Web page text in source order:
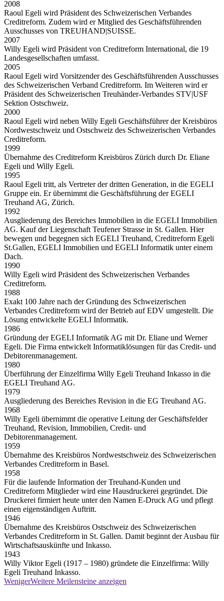
2008
Raoul Egeli wird Präsident des Schweizerischen Verbandes
Creditreform. Zudem wird er Mitglied des Geschäftsführenden
Ausschusses von TREUHAND|SUISSE.
2007
Willy Egeli wird Präsident von Creditreform International, die 19
Landesgesellschaften umfasst.
2005
Raoul Egeli wird Vorsitzender des Geschäftsführenden Ausschusses
des Schweizerischen Verband Creditreform. Im Weiteren wird er
Präsident des Schweizerischen Treuhänder-Verbandes STV|USF
Sektion Ostschweiz.
2000
Raoul Egeli wird neben Willy Egeli Geschäftsführer der Kreisbüros
Nordwestschweiz und Ostschweiz des Schweizerischen Verbandes
Creditreform.
1999
Übernahme des Creditreform Kreisbüros Zürich durch Dr. Eliane
Egeli und Willy Egeli.
1995
Raoul Egeli tritt, als Vertreter der dritten Generation, in die EGELI
Gruppe ein. Er übernimmt die Geschäftsführung der EGELI
Treuhand AG, Zürich.
1992
Ausgliederung des Bereiches Immobilien in die EGELI Immobilien
AG. Kauf der Liegenschaft Teufener Strasse in St. Gallen. Hier
bewegen und begegnen sich EGELI Treuhand, Creditreform Egeli
St.Gallen, EGELI Immobilien und EGELI Informatik unter einem
Dach.
1990
Willy Egeli wird Präsident des Schweizerischen Verbandes
Creditreform.
1988
Exakt 100 Jahre nach der Gründung des Schweizerischen
Verbandes Creditreform wird der Betrieb auf EDV umgestellt. Die
Lösung entwickelte EGELI Informatik.
1986
Gründung der EGELI Informatik AG mit Dr. Eliane und Werner
Egeli. Die Firma entwickelt Informatiklösungen für das Credit- und
Debitorenmanagement.
1980
Überführung der Einzelfirma Willy Egeli Treuhand Inkasso in die
EGELI Treuhand AG.
1979
Ausgliederung des Bereiches Revision in die EG Treuhand AG.
1968
Willy Egeli übernimmt die operative Leitung der Geschäftsfelder
Treuhand, Revision, Immobilien, Credit- und
Debitorenmanagement.
1959
Übernahme des Kreisbüros Nordwestschweiz des Schweizerischen
Verbandes Creditreform in Basel.
1958
Für die laufende Information der Treuhand-Kunden und
Creditreform Mitglieder wird eine Hausdruckerei gegründet. Die
Druckerei firmiert heute unter den Namen E-Druck AG und pflegt
einen eigenständigen Auftritt.
1946
Übernahme des Kreisbüros Ostschweiz des Schweizerischen
Verbandes Creditreform in St. Gallen. Damit beginnt der Ausbau für
Wirtschaftsauskünfte und Inkasso.
1943
Willy Viktor Egeli (1917 – 1980) gründete die Einzelfirma: Willy
Egeli Treuhand Inkasso.
WenigerWeitere Meilensteine anzeigen